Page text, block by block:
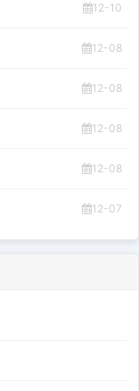
12-10
12-08
12-08
12-08
12-08
12-07